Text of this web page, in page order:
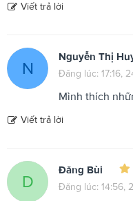
Viết trả lời
N
Nguyễn Thị
Đăng lúc: 17:16,
Mình thích
Viết trả lời
D
Đăng Bùi
Đăng lúc: 14:56,